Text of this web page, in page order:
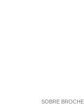
SOBRE